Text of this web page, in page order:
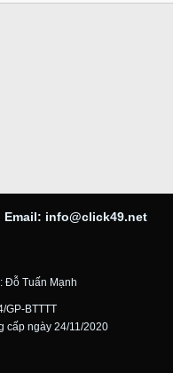
Email: info@click49.net
Đỗ Tuấn Mạnh
GP-BTTTT
cấp ngày 24/11/2020